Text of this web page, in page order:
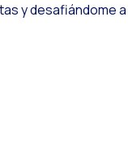
y desafiándome a